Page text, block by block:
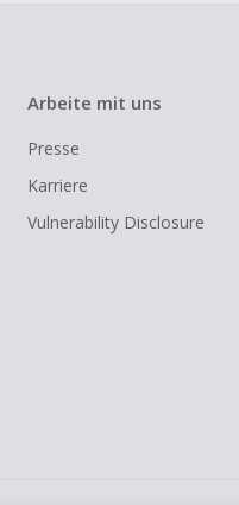
Arbeite mit uns
Presse
Karriere
Vulnerability Disclosure